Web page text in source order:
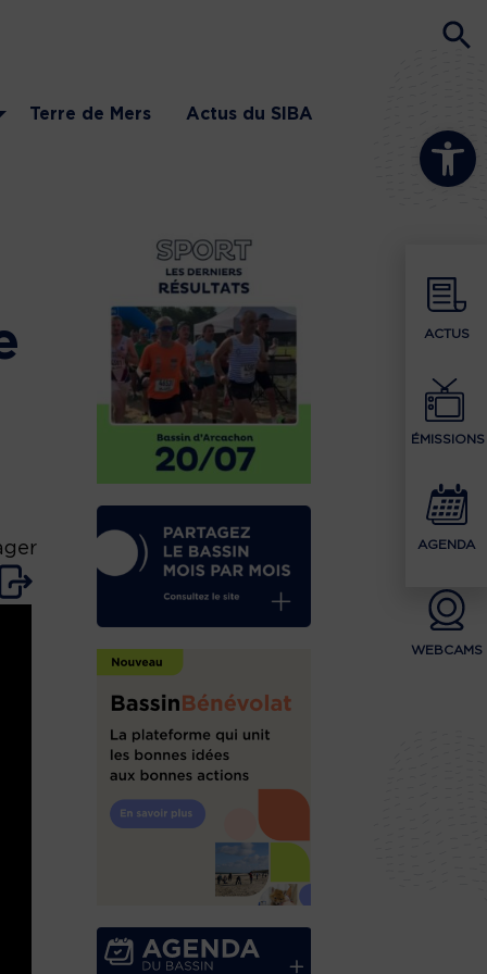
Ouvrir la
ACTUS
ÉMISSIONS
AGENDA
WEBCAMS
Terre de Mers Actus du SIBA